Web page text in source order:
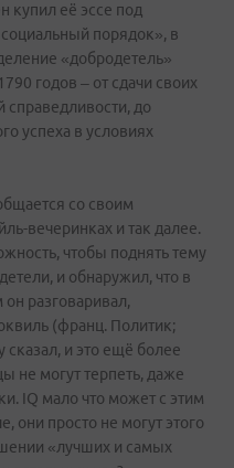
купил её эссе под
порядок», в
«добродетель»
годов – от сдачи своих
до
успеха в условиях
со своим
вечеринках и так далее.
чтобы поднять тему
и обнаружил, что в
он разговаривал,
(франц. Политик;
и это ещё более
не могут терпеть, даже
IQ мало что может с этим
они просто не могут этого
«лучших и самых